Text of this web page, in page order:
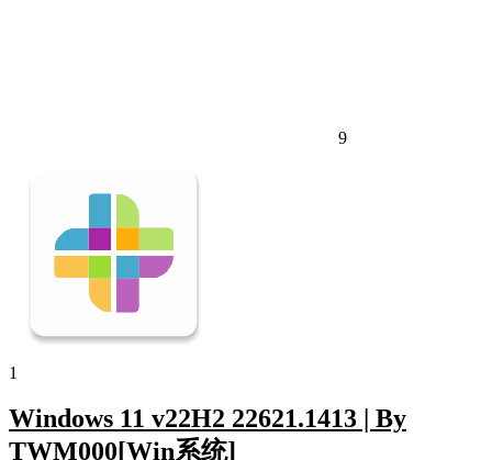
9
1
Windows 11 v22H2 22621.1413 | By
TWM000[Win系统]